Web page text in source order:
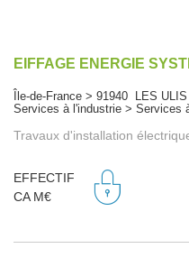
EIFFAGE ENERGIE
Île-de-France > 91940 LES ULIS
Services à l'industrie > Services
Travaux d'installation
EFFECTIF
CA M€